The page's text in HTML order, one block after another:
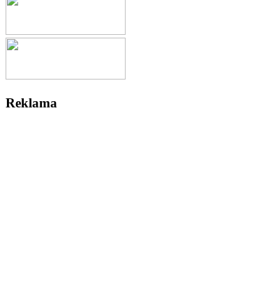
Reklama